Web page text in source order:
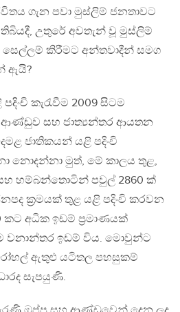
ගැන පවා මුස්ලිම් ජනතාවට
උතුරේ අවතැන් වූ මුස්ලිම්
කිරීමට අන්තවාදීන් සමග
ඇයි?
කැරැවීම 2009 සිටම
ආණ්ඩුව සහ ජාත්‍යන්තර ආයතන
ජාතිකයන් යළි පදිංචි
නොදන්නා මුත්, මේ කාලය තුළ,
හම්බන්තොටින් පවුල් 2860 ක්
ක්‍රමයක් තුළ යළි පදිංචි කරවන
කට අධික ඉඩම් ප්‍රමාණයක්
වනාන්තර ඉඩම් විය. මොවුන්ට
ඇතුළු යටිතල පහසුකම්
සැපයුණි.